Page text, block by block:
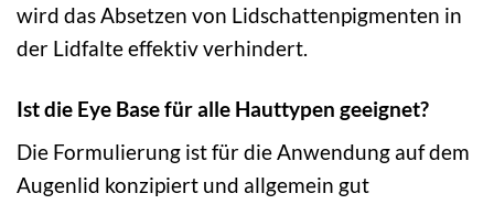
wird das Absetzen von Lidschattenpigmenten in
der Lidfalte effektiv verhindert.
Ist die Eye Base für alle Hauttypen geeignet?
Die Formulierung ist für die Anwendung auf dem
Augenlid konzipiert und allgemein gut